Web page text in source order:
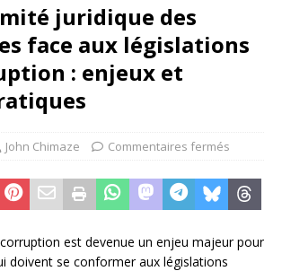
juridique des
face aux législations
: enjeux et
John Chimaze Commentaires fermés
est devenue un enjeu majeur pour
doivent se conformer aux législations